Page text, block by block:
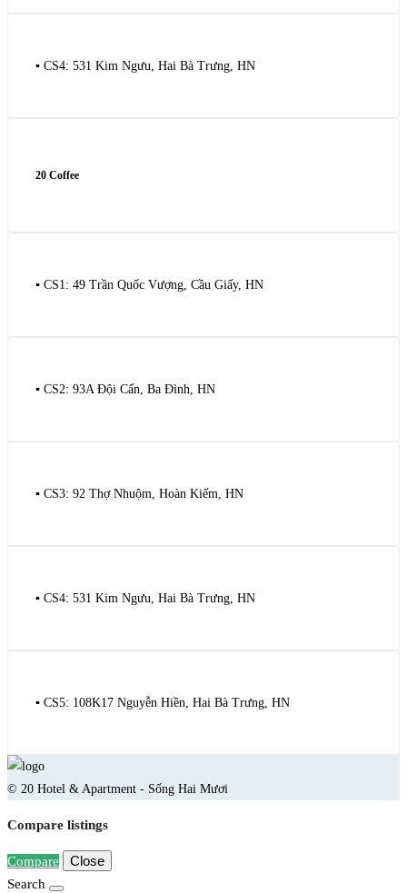
▪️ CS4: 531 Kim Ngưu, Hai Bà Trưng, HN
20 Coffee
▪️ CS1: 49 Trần Quốc Vượng, Cầu Giấy, HN
▪️ CS2: 93A Đội Cấn, Ba Đình, HN
▪️ CS3: 92 Thợ Nhuộm, Hoàn Kiếm, HN
▪️ CS4: 531 Kim Ngưu, Hai Bà Trưng, HN
▪️ CS5: 108K17 Nguyễn Hiền, Hai Bà Trưng, HN
© 20 Hotel & Apartment - Sống Hai Mươi
Compare listings
Compare Close
Search